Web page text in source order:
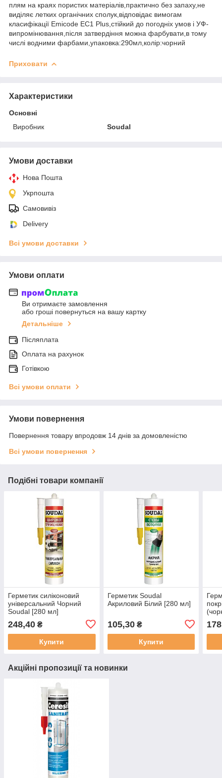
плям на краях пористих матеріалів,практично без запаху,не
виділяє летких органічних сполук,відповідає вимогам
класифікації Emicode EC1 Plus,стійкий до погодніх умов і УФ-
випромінювання,після затвердіння можна фарбувати,в тому
числі водними фарбами,упаковка:290мл,колір:чорний
Приховати
Характеристики
Основні
Виробник
Soudal
Умови доставки
Нова Пошта
Укрпошта
Самовивіз
Delivery
Всі умови доставки
Умови оплати
Ви отримаєте замовлення
або гроші повернуться на вашу картку
Детальніше
Післяплата
Оплата на рахунок
Готівкою
Всі умови оплати
Умови повернення
Повернення товару впродовж 14 днів за домовленістю
Всі умови повернення
Подібні товари компанії
Герметик силіконовий
універсальний Чорний
Soudal [280 мл]
248,40 ₴
Купити
Герметик Soudal
Акриловий Білий [280 мл]
105,30₴
Купити
Акційні пропозиції та новинки